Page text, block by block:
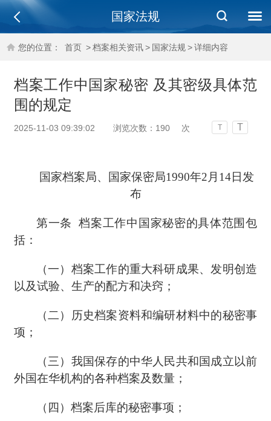
国家法规
您的位置： 首页 >档案相关资讯> 国家法规>详细内容
档案工作中国家秘密 及其密级具体范
围的规定
2025-11-03 09:39:02 浏览次数： 190 次 T T
国家档案局、国家保密局1990年2月14日发
布
第一条
档案工作中国家秘密的具体范围包
括：
（一）档案工作的重大科研成果、发明创造
以及试验、生产的配方和决窍；
（二）历史档案资料和编研材料中的秘密事
项；
（三）我国保存的中华人民共和国成立以前
外国在华机构的各种档案及数量；
（四）档案后库的秘密事项；